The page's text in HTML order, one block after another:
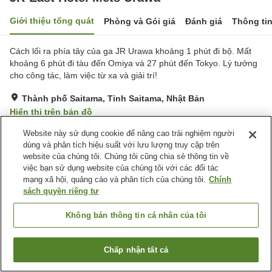
Giới thiệu tổng quát Phòng và Gói giá Đánh giá Thông
Cách lối ra phía tây của ga JR Urawa khoảng 1 phút đi bộ. Mất
khoảng 6 phút đi tàu đến Omiya và 27 phút đến Tokyo. Lý tưởng
cho công tác, làm việc từ xa và giải trí!
Thành phố Saitama, Tỉnh Saitama, Nhật Bản
Hiển thị trên bản đồ
Tuyệt vời Đánh giá:329lượt
Tiện nghi chỗ nghỉ
Nhà hàng
Máy bán hàng tự động
Giao Hàng Tận Nhà
Trang chủ Nhật Bản Tỉnh Saitama
Thành phố Saitama
JR-East Hotel Mets Urawa
Tìm phòng trống
Website này sử dụng cookie để nâng cao trải nghiệm người
dùng và phân tích hiệu suất với lưu lượng truy cập trên
website của chúng tôi. Chúng tôi cũng chia sẻ thông tin về
việc bạn sử dụng website của chúng tôi với các đối tác
mạng xã hội, quảng cáo và phân tích của chúng tôi. Chính
sách quyền riêng tư
Không bán thông tin cá nhân của tôi
Chấp nhận tất cả